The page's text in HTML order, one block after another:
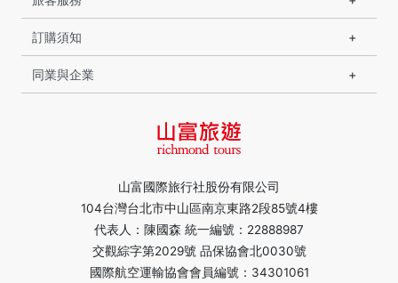
山富國際旅行社股份有限公司
104台灣台北市中山區南京東路2段85號4樓
代表人：陳國森 統一編號：22888987
交觀綜字第2029號 品保協會北0030號
國際航空運輸協會會員編號：34301061
訂購須知
同業與企業